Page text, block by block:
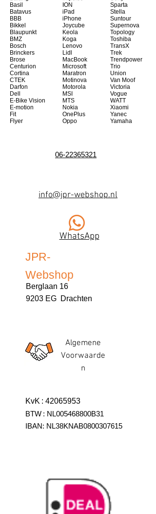
Basil
Batavus
BBB
Bikkel
Blaupunkt
BMZ
Bosch
Brinckers
Brose
Centurion
Cortina
CTEK
Darfon
Dell
E-Bike Vision
E-motion
Fit
Flyer
ION
iPad
iPhone
Joycube
Keola
Koga
Lenovo
Lidl
MacBook
Microsoft
Maratron
Motinova
Motorola
MSI
MTS
Nokia
OnePlus
Oppo
Sparta
Stella
Suntour
Supernova
Topology
Toshiba
TransX
Trek
Trendpower
Trio
Union
Van Moof
Victoria
Vogue
WATT
Xiaomi
Yanec
Yamaha
06-22365321
info@jpr-webshop.nl
WhatsApp
JPR-
Webshop
Berglaan 16
9203 EG Drachten
Algemene
Voorwaarde
n
KvK : 42065953
BTW : NL005468800B31
IBAN: NL38KNAB0800307615